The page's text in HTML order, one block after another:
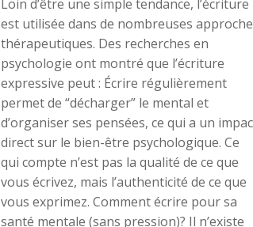
Loin d’être une simple tendance, l’écriture
est utilisée dans de nombreuses
thérapeutiques. Des recherches en
psychologie ont montré que l’écriture
expressive peut : Écrire régulièrement
permet de “décharger” le mental et
d’organiser ses pensées, ce qui a un
direct sur le bien-être psychologique. Ce
qui compte n’est pas la qualité de ce que
vous écrivez, mais l’authenticité de ce que
vous exprimez. Comment écrire pour sa
santé mentale (sans pression)? Il n’existe